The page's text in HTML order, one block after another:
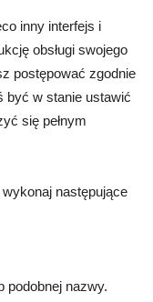
inny interfejs i
obsługi swojego
postępować zgodnie
być w stanie ustawić
się pełnym
następujące
podobnej nazwy.